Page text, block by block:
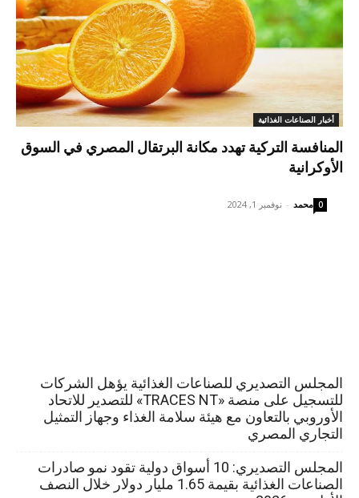
أخبار الصناعات الغذائية
المنافسة التركية تهدد مكانة البرتقال المصري في السوق
الأوكرانية
محمد - نوفمبر 1, 2024 0
المجلس التصديري للصناعات الغذائية يؤهل الشركات
للتسجيل على منصة «TRACES NT» للتصدير للاتحاد
الأوروبي بالتعاون مع هيئة سلامة الغذاء وجهاز التمثيل
التجاري المصري
المجلس التصديري: 10 أسواق دولية تقود نمو صادرات
الصناعات الغذائية بقيمة 1.65 مليار دولار خلال النصف